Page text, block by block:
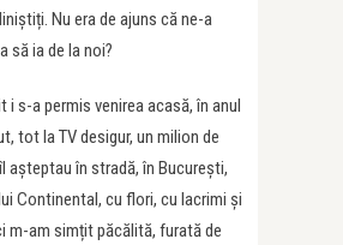
Nu era de ajuns că ne-a
să ia de la noi?
i s-a permis venirea acasă, în anul
tot la TV desigur, un milion de
așteptau în stradă, în București,
Continental, cu flori, cu lacrimi și
m-am simțit păcălită, furată de